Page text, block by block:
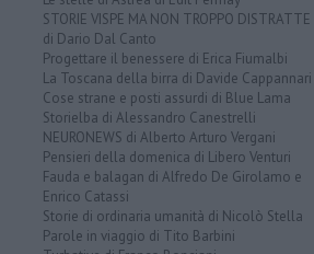
STORIE VISPE MA NON TROPPO DISTRATTE
di Dario Dal Canto
Progettare il benessere di Erica Fiumalbi
La Toscana della birra di Davide Cappannari
Cose strane e posti assurdi di Blue Lama
Storielba di Alessandro Canestrelli
NEURONEWS di Alberto Arturo Vergani
Pensieri della domenica di Libero Venturi
Fauda e balagan di Alfredo De Girolamo e
Enrico Catassi
Storie di ordinaria umanità di Nicolò Stella
Parole in viaggio di Tito Barbini